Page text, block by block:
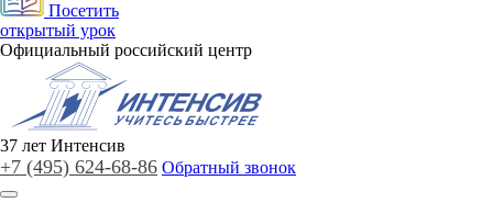
Посетить
открытый урок
Официальный российский центр
37 лет Интенсив
+7 (495) 624-68-86 Обратный звонок